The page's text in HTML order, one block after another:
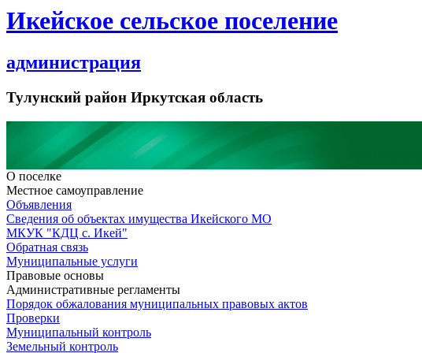
Икейское сельское поселение
администрация
Тулунский район Иркутская область
О поселке
Местное самоуправление
Объявления
Сведения об объектах имущества Икейского МО
МКУК "КДЦ с. Икей"
Обратная связь
Муниципальные услуги
Правовые основы
Административные регламенты
Порядок обжалования муниципальных правовых актов
Проверки
Муниципальный контроль
Земельный контроль